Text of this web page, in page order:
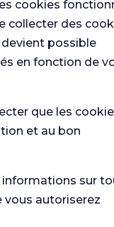
cookies
collecter des
possible
en fonction de
que les
et au bon
informations sur
vous autoriserez